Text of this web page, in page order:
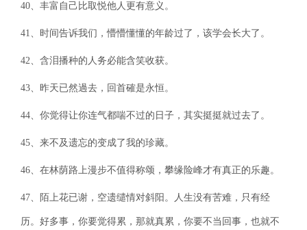
40、丰富自己比取悦他人更有意义。
41、时间告诉我们，懵懵懂懂的年龄过了，该学会长大了。
42、含泪播种的人务必能含笑收获。
43、昨天已然過去，回首確是永恒。
44、你觉得让你连气都喘不过的日子，其实挺挺就过去了。
45、来不及遗忘的变成了我的珍藏。
46、在林荫路上漫步不值得称颂，攀缘险峰才有真正的乐趣。
47、陌上花已谢，空遗缱情对斜阳。人生没有苦难，只有经
历。好多事，你要觉得累，那就真累，你要不当回事，也就不